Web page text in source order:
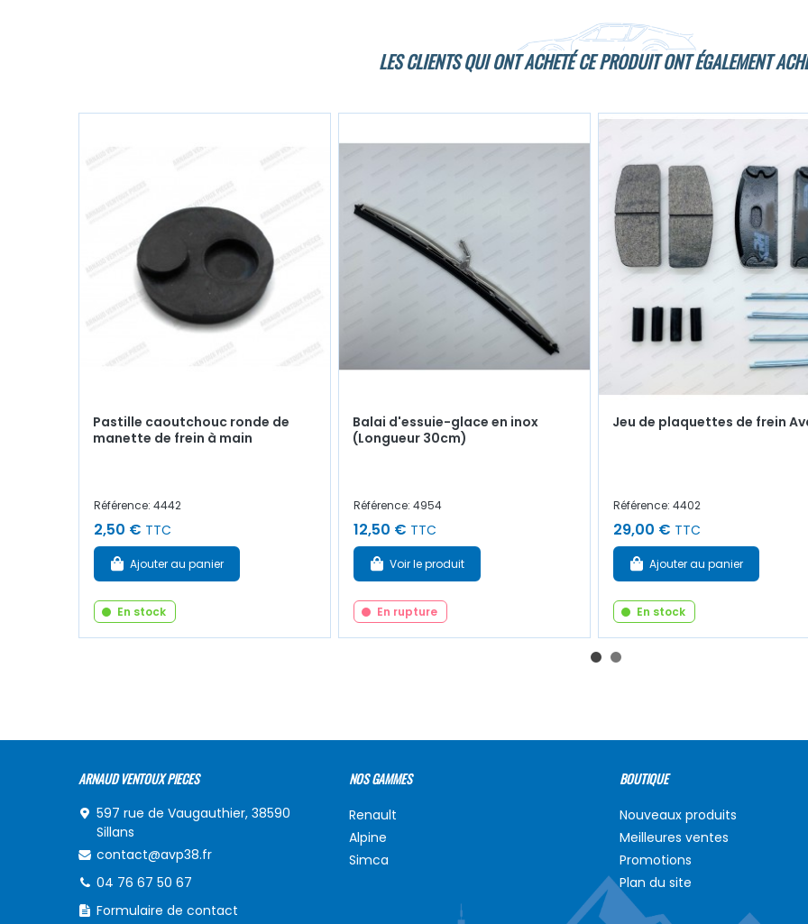
LES CLIENTS QUI ONT ACHETÉ CE PRODUIT ONT ÉGALEMENT
Pastille caoutchouc ronde de
manette de frein à main
Référence: 4442
2,50 € TTC
Ajouter au panier
En stock
Balai d'essuie-glace en inox
(Longueur 30cm)
Référence: 4954
12,50 € TTC
Voir le produit
En rupture
Jeu de plaquettes de frein
Référence: 4402
29,00 € TTC
Ajouter au panier
En stock
ARNAUD VENTOUX PIECES
597 rue de Vaugauthier, 38590
Sillans
contact@avp38.fr
04 76 67 50 67
Formulaire de contact
NOS GAMMES
Renault
Alpine
Simca
BOUTIQUE
Nouveaux produits
Meilleures ventes
Promotions
Plan du site